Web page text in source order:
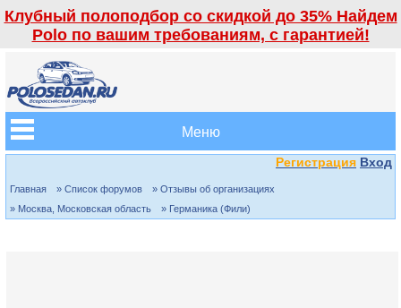
Клубный полоподбор со скидкой до 35% Найдем
Polo по вашим требованиям, с гарантией!
Меню
Регистрация Вход
Главная » Список форумов
» Отзывы об организациях
» Москва, Московская область
» Германика (Фили)